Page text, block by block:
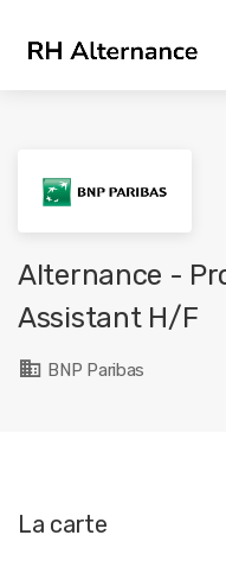
Alternance -
Assistant H/F
BNP Paribas
La carte